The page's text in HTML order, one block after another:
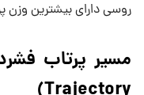
روسی دارای بیشترین وزن